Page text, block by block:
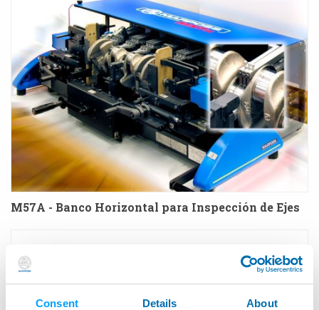
Consent Details About
M57A - Banco Horizontal para Inspección de Ejes